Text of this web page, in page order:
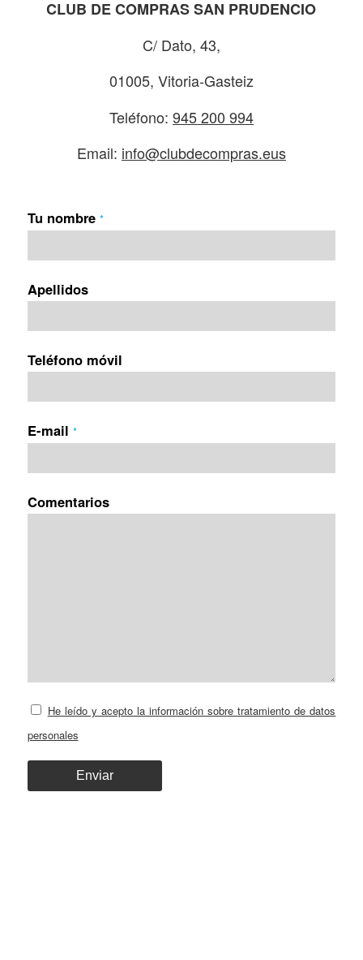
CLUB DE COMPRAS SAN PRUDENCIO
C/ Dato, 43,
01005, Vitoria-Gasteiz
Teléfono: 945 200 994
Email: info@clubdecompras.eus
Tu nombre *
Apellidos
Teléfono móvil
E-mail *
Comentarios
He leído y acepto la información sobre tratamiento de datos
personales